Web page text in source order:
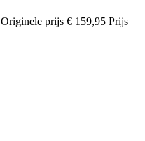
Originele prijs € 159,95 Prijs